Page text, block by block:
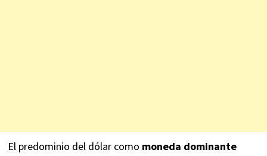
El predominio del dólar como moneda dominante